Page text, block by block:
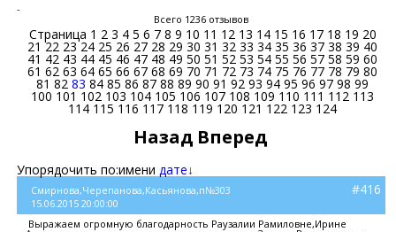
-
Всего 1236 отзывов
Страница 1 2 3 4 5 6 7 8 9 10 11 12 13 14 15 16 17 18 19 20
21 22 23 24 25 26 27 28 29 30 31 32 33 34 35 36 37 38 39 40
41 42 43 44 45 46 47 48 49 50 51 52 53 54 55 56 57 58 59 60
61 62 63 64 65 66 67 68 69 70 71 72 73 74 75 76 77 78 79 80
81 82 83 84 85 86 87 88 89 90 91 92 93 94 95 96 97 98 99
100 101 102 103 104 105 106 107 108 109 110 111 112 113
114 115 116 117 118 119 120 121 122 123 124
Назад Вперед
Упорядочить по:имени дате↓
Смирнова,Черепанова,Касьянова,п№303
15.06.2015 20:00:00
#416
Выражаем огромную благодарность Раузалии Рамиловне,Ирине